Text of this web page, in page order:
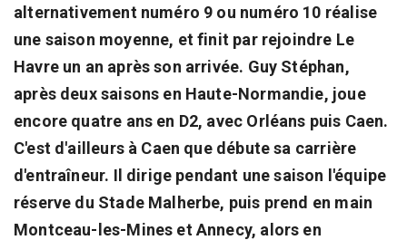
alternativement numéro 9 ou numéro 10 réalise
une saison moyenne, et finit par rejoindre Le
Havre un an après son arrivée. Guy Stéphan,
après deux saisons en Haute-Normandie, joue
encore quatre ans en D2, avec Orléans puis Caen.
C'est d'ailleurs à Caen que débute sa carrière
d'entraîneur. Il dirige pendant une saison l'équipe
réserve du Stade Malherbe, puis prend en main
Montceau-les-Mines et Annecy, alors en